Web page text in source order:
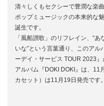
清々しくもセクシーで豊潤な楽曲
ポップミュージックの本来的な
誕生です。
「風船讃歌」のリフレイン、“
いな”という言葉通り、このア
ーデイ・サービス TOUR 2023』
アルバム『DOKI DOKI』は、11
カセット）は11月19日発売です。